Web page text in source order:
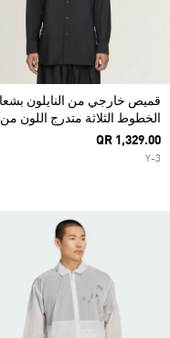
قميص خارجي من النايلون
الخطوط الثلاثة متدرج اللون من Y-3
QR 1,329.00
Y-3